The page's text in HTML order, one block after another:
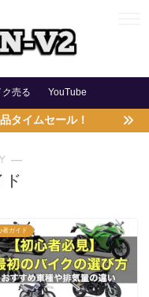
ク売る YouTube
タイムセール！
―
ド
者ガイド